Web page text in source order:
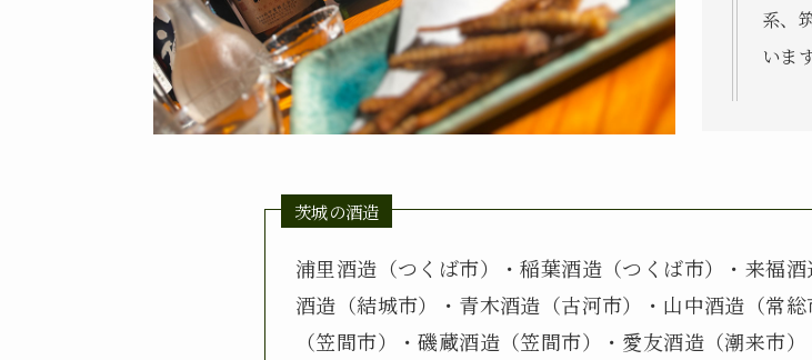
系、
います
茨城の酒造
浦里酒造（つくば市）・稲葉酒造（つくば市）・来福
酒造（結城市）・青木酒造（古河市）・山中酒造（常
（笠間市）・磯蔵酒造（笠間市）・愛友酒造（潮来市